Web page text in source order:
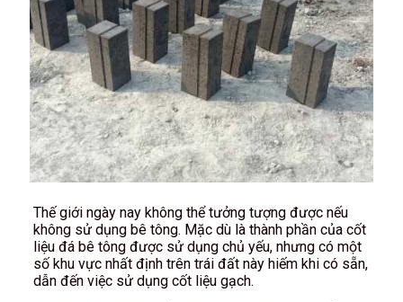
Thế giới ngày nay không thể tưởng tượng được nếu
không sử dụng bê tông. Mặc dù là thành phần của cốt
liệu đá bê tông được sử dụng chủ yếu, nhưng có một
số khu vực nhất định trên trái đất này hiếm khi có sẵn,
dẫn đến việc sử dụng cốt liệu gạch.